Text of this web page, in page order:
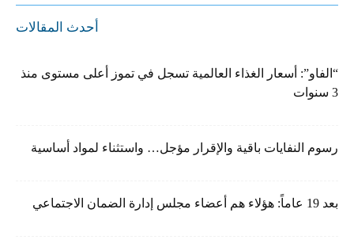
أحدث المقالات
“الفاو”: أسعار الغذاء العالمية تسجل في تموز أعلى مستوى منذ
3 سنوات
رسوم النفايات باقية والإقرار مؤجل… واستثناء لمواد أساسية
بعد 19 عاماً: هؤلاء هم أعضاء مجلس إدارة الضمان الاجتماعي